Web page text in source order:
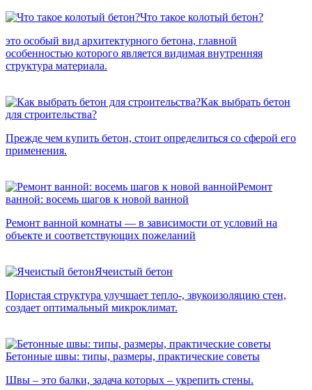
Что такое колотый бетон?
это особый вид архитектурного бетона, главной
особенностью которого является видимая внутренняя
структура материала.
Как выбрать бетон
для строительства?
Прежде чем купить бетон, стоит определиться со сферой его
применения.
Ремонт
ванной: восемь шагов к новой ванной
Ремонт ванной комнаты — в зависимости от условий на
объекте и соответствующих пожеланий
Ячеистый бетон
Пористая структура улучшает тепло-, звукоизоляцию стен,
создает оптимальный микроклимат.
Бетонные швы: типы, размеры, практические советы
Швы – это балки, задача которых – укрепить стены.